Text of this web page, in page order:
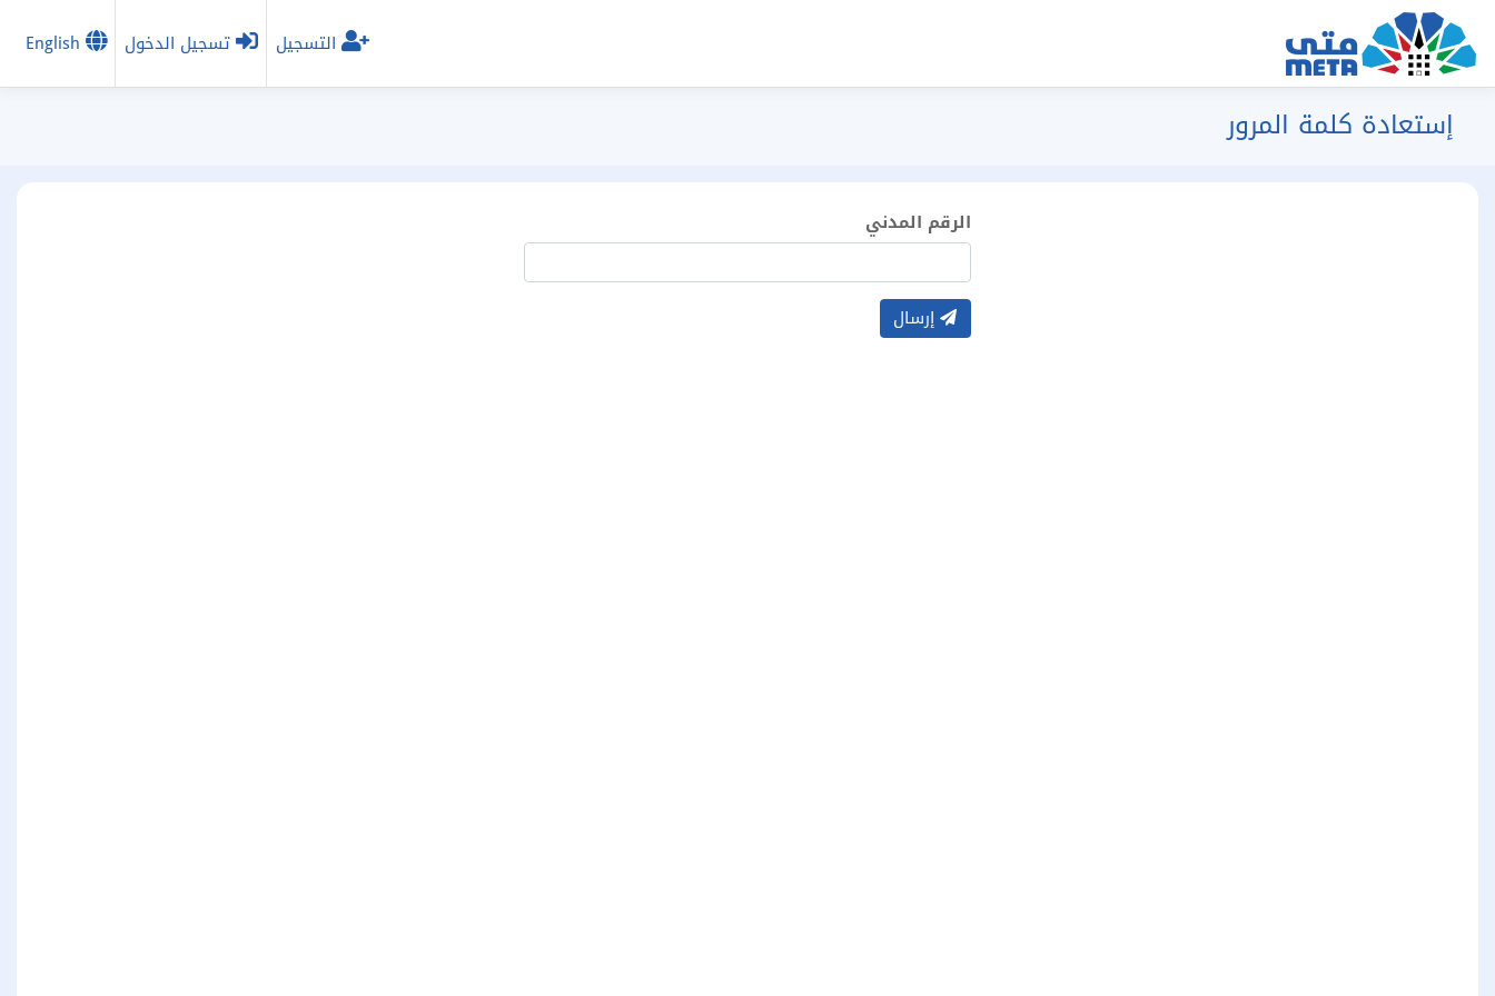
التسجيل تسجيل الدخول English
إستعادة كلمة المرور
الرقم المدني
إرسال